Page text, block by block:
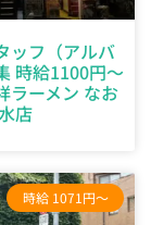
ッフ（アルバ
時給1100円～
ラーメン なお
店
時給 1071円～